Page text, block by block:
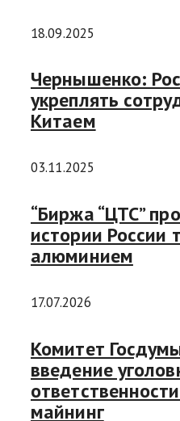
18.09.2025
Чернышенко:
укреплять
Китаем
03.11.2025
“Биржа “ЦТС”
истории России
алюминием
17.07.2026
Комитет
введение
майнинг